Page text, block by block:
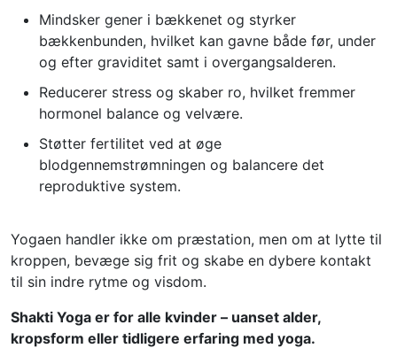
Mindsker gener i bækkenet og styrker
bækkenbunden, hvilket kan gavne både før, under
og efter graviditet samt i overgangsalderen.
Reducerer stress og skaber ro, hvilket fremmer
hormonel balance og velvære.
Støtter fertilitet ved at øge
blodgennemstrømningen og balancere det
reproduktive system.
Yogaen handler ikke om præstation, men om at lytte til
kroppen, bevæge sig frit og skabe en dybere kontakt
til sin indre rytme og visdom.
Shakti Yoga er for alle kvinder – uanset alder,
kropsform eller tidligere erfaring med yoga.